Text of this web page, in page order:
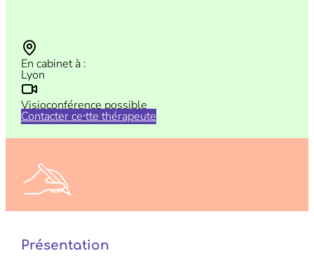
En cabinet à :
Lyon
Visioconférence possible
Contacter ce⸱tte thérapeute
Présentation